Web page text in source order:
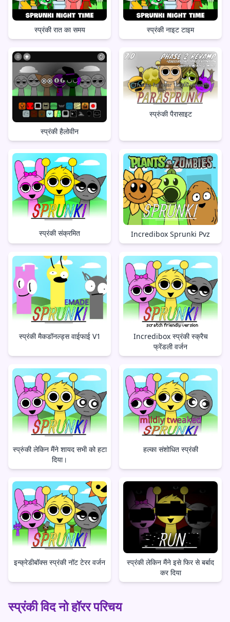
स्प्रंकी रात का समय स्प्रंकी नाइट टाइम
स्प्रंकी हैलोवीन
स्प्रुंकी पैरासाइट
स्प्रंकी संक्रमित Incredibox Sprunki Pvz
स्प्रंकी मैकडॉनल्ड्स वाईफाई V1
Incredibox स्प्रंकी स्क्रैच
फ्रेंडली वर्जन
स्प्रुंकी लेकिन मैंने शायद सभी को हटा
दिया।
हल्का संशोधित स्प्रंकी
इन्क्रेडीबॉक्स स्प्रंकी नॉट टेरर वर्जन
स्प्रंकी लेकिन मैंने इसे फिर से बर्बाद
कर दिया
स्प्रंकी विद नो हॉरर परिचय